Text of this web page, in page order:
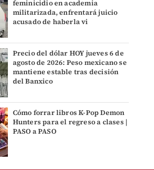
feminicidio en academia
militarizada, enfrentará juicio
acusado de haberla vi
Precio del dólar HOY jueves 6 de
agosto de 2026: Peso mexicano se
mantiene estable tras decisión
del Banxico
Cómo forrar libros K-Pop Demon
Hunters para el regreso a clases |
PASO a PASO